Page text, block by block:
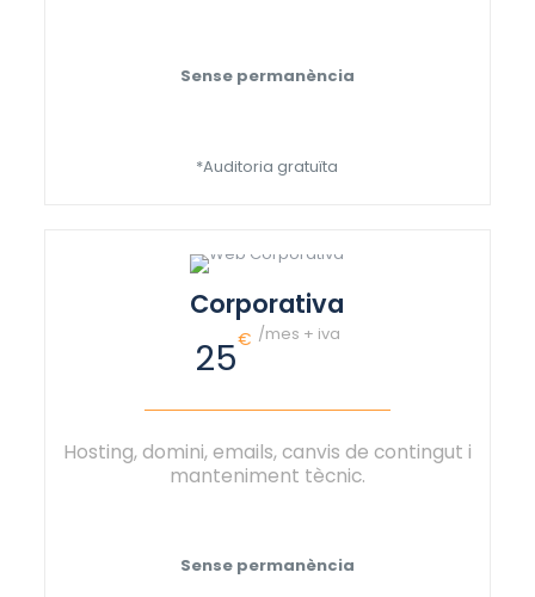
Sense permanència
*Auditoria gratuïta
Corporativa
25€ /mes + iva
Hosting, domini, emails, canvis de contingut i
manteniment tècnic.
Sense permanència